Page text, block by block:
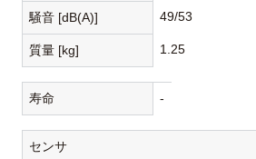
騒音 [dB(A)] 49/53
質量 [kg] 1.25
寿命 -
センサ